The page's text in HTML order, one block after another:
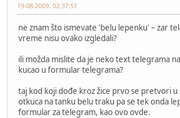
19-08-2009, 02:37:51
ne znam što ismevate 'belu lepenku' – zar
vreme nisu ovako izgledali?
ili možda mislite da je neko text telegrama
kucao u formular telegrama?
taj kod koji dođe kroz žice prvo se pretvori
otkuca na tanku belu traku pa se tek onda
formular za telegram, kao ovo ovde.